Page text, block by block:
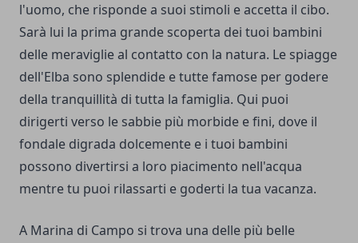
l'uomo, che risponde a suoi stimoli e accetta il cibo.
Sarà lui la prima grande scoperta dei tuoi bambini
delle meraviglie al contatto con la natura. Le spiagge
dell'Elba sono splendide e tutte famose per godere
della tranquillità di tutta la famiglia. Qui puoi
dirigerti verso le sabbie più morbide e fini, dove il
fondale digrada dolcemente e i tuoi bambini
possono divertirsi a loro piacimento nell'acqua
mentre tu puoi rilassarti e goderti la tua vacanza.
A Marina di Campo si trova una delle più belle